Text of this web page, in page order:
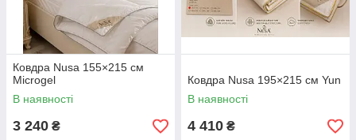
Ковдра Nusa 155×215 см
Microgel
В наявності
3 240 ₴
Ковдра Nusa 195×215 см Yun
В наявності
4 410 ₴